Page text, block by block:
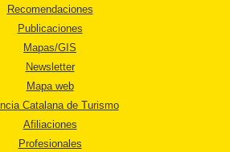
Recomendaciones
Publicaciones
Mapas/GIS
Newsletter
Mapa web
Catalana de Turismo
Afiliaciones
Profesionales